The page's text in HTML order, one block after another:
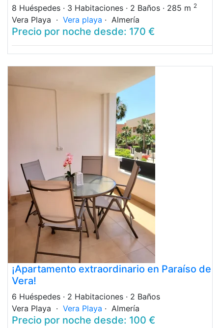
8 Huéspedes · 3 Habitaciones · 2 Baños · 285 m 2
Vera Playa · Vera playa · Almería
Precio por noche desde: 170 €
¡Apartamento extraordinario en Paraíso de
Vera!
6 Huéspedes · 2 Habitaciones · 2 Baños
Vera Playa · Vera Playa · Almería
Precio por noche desde: 100 €